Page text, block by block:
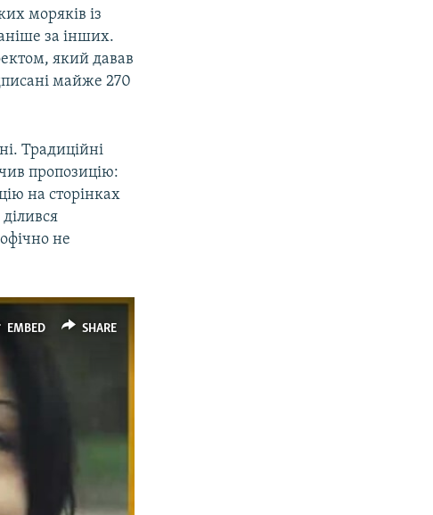
моряків із
за інших.
який давав
майже 270
Традиційні
пропозицію:
на сторінках
не
EMBED SHARE